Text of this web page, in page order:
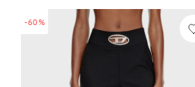
-60%